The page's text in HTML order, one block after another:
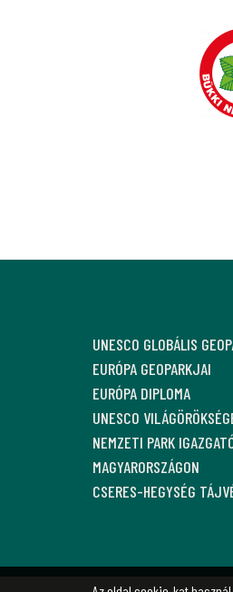
UNESCO GLOBÁLIS
EURÓPA GEOPARKJAI
EURÓPA DIPLOMA
UNESCO
NEMZETI PARK
MAGYARORSZÁGON
CSERES-HEGYSÉG